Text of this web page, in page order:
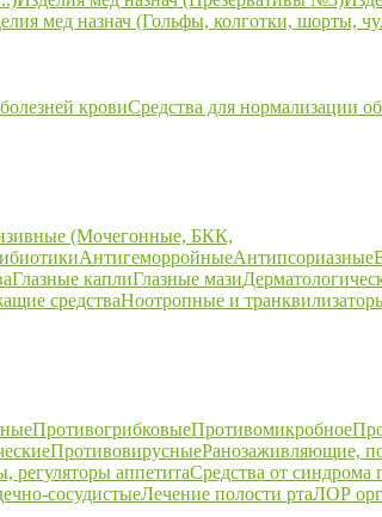
мед назнач (Гольфы, колготки, шорты,
кровиСредства для нормализации
(Мочегонные, БКК,
АнтигеморройныеАнтипсориазные
Глазные каплиГлазные мази
средстваНоотропные и
ПротивогрибковыеПротивомикробное
ПротивовирусныеРанозаживляющие,
регуляторы аппетитаСредства от синдрома
сосудистыеЛечение полости ртаЛОР